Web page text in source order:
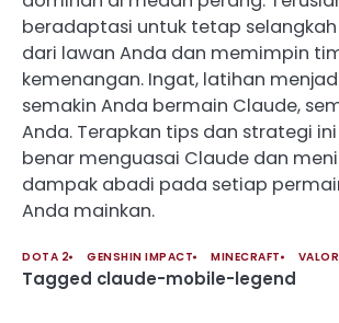
beradaptasi untuk tetap
dari lawan Anda dan memimpin
kemenangan. Ingat, latihan
semakin Anda bermain Claude,
Anda. Terapkan tips dan strategi
benar menguasai Claude dan
dampak abadi pada setiap
Anda mainkan.
DOTA 2 GENSHIN IMPACT MINECRAFT
Tagged claude-mobile-legend